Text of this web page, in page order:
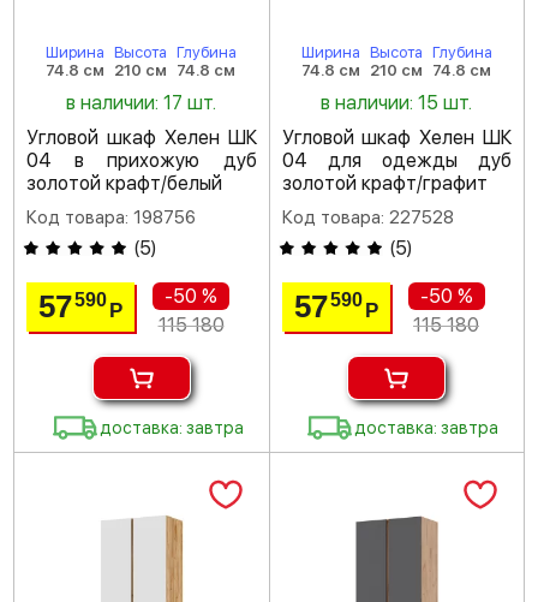
Ширина
74.8 см
Высота
210 см
Глубина
74.8 см
в наличии: 17 шт.
Угловой шкаф Хелен ШК
04 в прихожую дуб
золотой крафт/белый
Код товара: 198756
(5)
57590Р
-50 %
115 180
доставка: завтра
Ширина
74.8 см
Высота
210 см
Глубина
74.8 см
в наличии: 15 шт.
Угловой шкаф Хелен ШК
04 для одежды дуб
золотой крафт/графит
Код товара: 227528
(5)
57590 Р
-50 %
115 180
доставка: завтра